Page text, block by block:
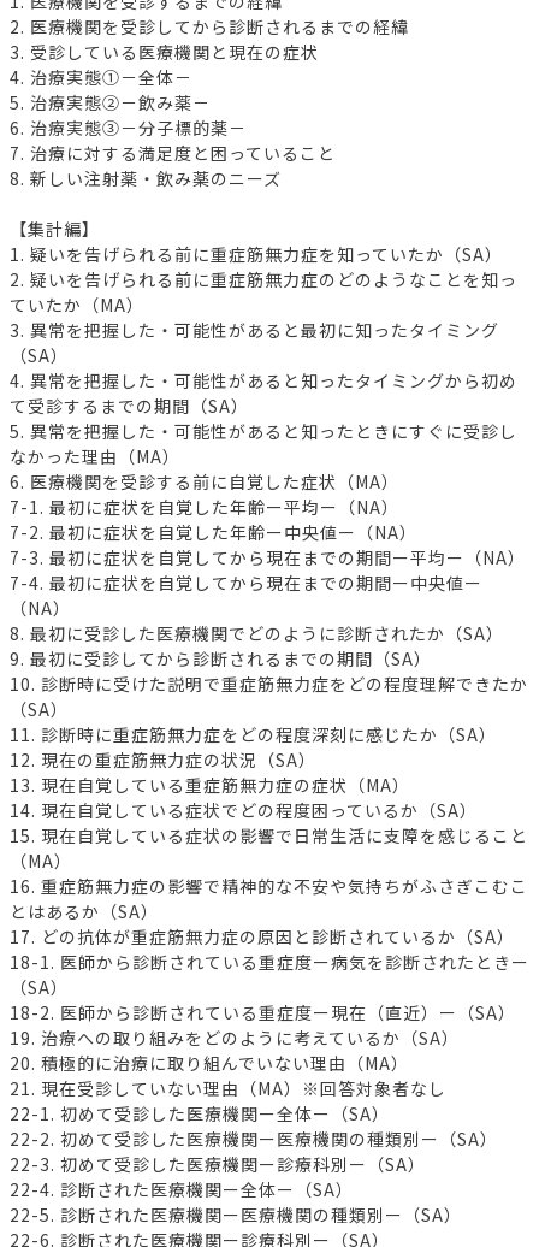
2. 医療機関を受診してから診断されるまでの経緯
3. 受診している医療機関と現在の症状
4. 治療実態①－全体－
5. 治療実態②－飲み薬－
6. 治療実態③－分子標的薬－
7. 治療に対する満足度と困っていること
8. 新しい注射薬・飲み薬のニーズ
【集計編】
1. 疑いを告げられる前に重症筋無力症を知っていたか（SA）
2. 疑いを告げられる前に重症筋無力症のどのようなことを知っ
ていたか（MA）
3. 異常を把握した・可能性があると最初に知ったタイミング
（SA）
4. 異常を把握した・可能性があると知ったタイミングから初め
て受診するまでの期間（SA）
5. 異常を把握した・可能性があると知ったときにすぐに受診し
なかった理由（MA）
6. 医療機関を受診する前に自覚した症状（MA）
7-1. 最初に症状を自覚した年齢ー平均ー（NA）
7-2. 最初に症状を自覚した年齢ー中央値ー（NA）
7-3. 最初に症状を自覚してから現在までの期間ー平均ー（NA）
7-4. 最初に症状を自覚してから現在までの期間ー中央値ー
（NA）
8. 最初に受診した医療機関でどのように診断されたか（SA）
9. 最初に受診してから診断されるまでの期間（SA）
10. 診断時に受けた説明で重症筋無力症をどの程度理解できたか
（SA）
11. 診断時に重症筋無力症をどの程度深刻に感じたか（SA）
12. 現在の重症筋無力症の状況（SA）
13. 現在自覚している重症筋無力症の症状（MA）
14. 現在自覚している症状でどの程度困っているか（SA）
15. 現在自覚している症状の影響で日常生活に支障を感じること
（MA）
16. 重症筋無力症の影響で精神的な不安や気持ちがふさぎこむこ
とはあるか（SA）
17. どの抗体が重症筋無力症の原因と診断されているか（SA）
18-1. 医師から診断されている重症度ー病気を診断されたときー
（SA）
18-2. 医師から診断されている重症度ー現在（直近）ー（SA）
19. 治療への取り組みをどのように考えているか（SA）
20. 積極的に治療に取り組んでいない理由（MA）
21. 現在受診していない理由（MA）※回答対象者なし
22-1. 初めて受診した医療機関ー全体ー（SA）
22-2. 初めて受診した医療機関ー医療機関の種類別ー（SA）
22-3. 初めて受診した医療機関ー診療科別ー（SA）
22-4. 診断された医療機関ー全体ー（SA）
22-5. 診断された医療機関ー医療機関の種類別ー（SA）
22-6. 診断された医療機関ー診療科別ー（SA）